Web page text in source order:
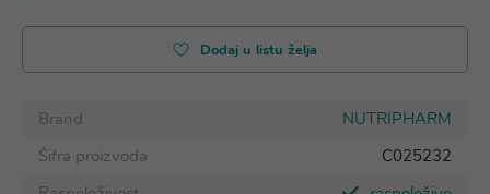
Dodaj u listu želja
Brand
NUTRIPHARM
Šifra proizvoda
C025232